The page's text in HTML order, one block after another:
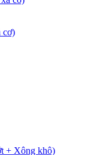
cơ)